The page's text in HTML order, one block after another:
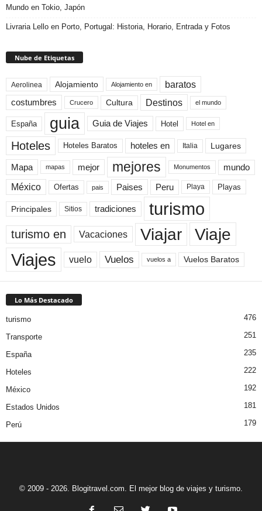
Mundo en Tokio, Japón
Livraria Lello en Porto, Portugal: Historia, Horario, Entrada y Fotos
Nube de Etiquetas
Aerolinea Alojamiento Alojamiento en baratos
costumbres Crucero Cultura Destinos el mundo
España guia Guia de Viajes Hotel Hotel en
Hoteles Hoteles Baratos hoteles en Italia Lugares
Mapa mapas mejor mejores Monumentos mundo
México Ofertas pais Paises Peru Playa Playas
Principales Sitios tradiciones turismo
turismo en Vacaciones Viajar Viaje
Viajes vuelo Vuelos vuelos a Vuelos Baratos
Lo Más Destacado
turismo 476
Transporte 251
España 235
Hoteles 222
México 192
Estados Unidos 181
Perú 179
© 2009 - 2026. Blogitravel.com. El mejor blog de viajes y turismo.